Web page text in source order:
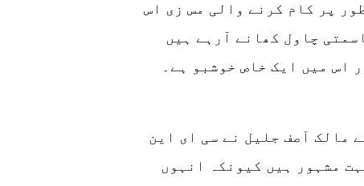
پر کام کرنے والی مس زی اس
چاول کھانے آرہے ہیں
اس میں ایک خاص خوشبو ہے۔
مالک آصف جلیل نے سی ای این
مشہور ہیں کیونکہ انہوں